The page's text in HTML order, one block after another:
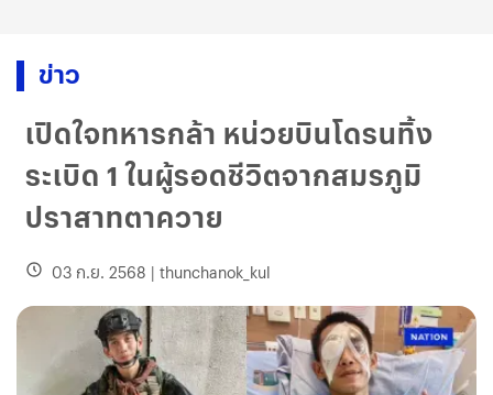
ข่าว
เปิดใจทหารกล้า หน่วยบินโดรนทิ้ง
ระเบิด 1 ในผู้รอดชีวิตจากสมรภูมิ
ปราสาทตาควาย
03 ก.ย. 2568 | thunchanok_kul